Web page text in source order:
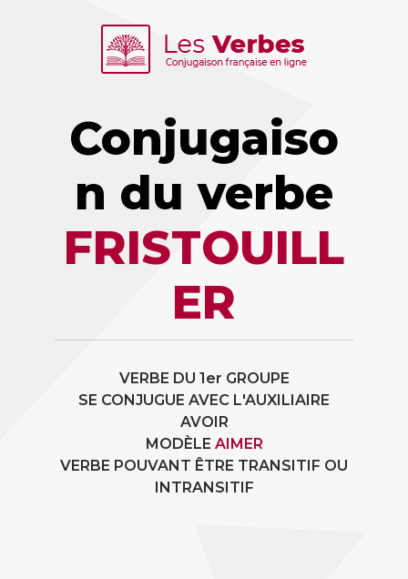
Conjugaiso
n du verbe
FRISTOUILL
ER
VERBE DU 1er GROUPE
SE CONJUGUE AVEC L'AUXILIAIRE
AVOIR
MODÈLE AIMER
VERBE POUVANT ÊTRE TRANSITIF OU
INTRANSITIF